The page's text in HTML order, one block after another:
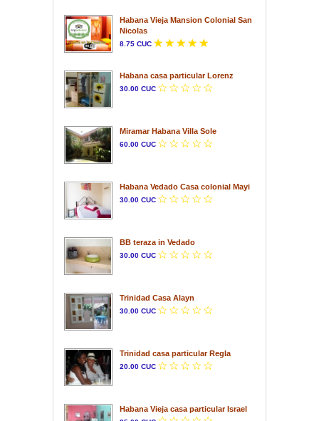
Habana Vieja Mansion Colonial San
Nicolas
8.75 CUC
Habana casa particular Lorenz
30.00 CUC
Miramar Habana Villa Sole
60.00 CUC
Habana Vedado Casa colonial Mayi
30.00 CUC
BB teraza in Vedado
30.00 CUC
Trinidad Casa Alayn
30.00 CUC
Trinidad casa particular Regla
20.00 CUC
Habana Vieja casa particular Israel